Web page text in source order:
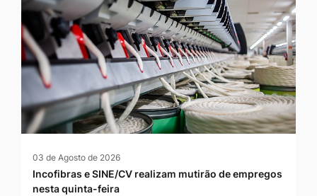
03 de Agosto de 2026
Incofibras e SINE/CV realizam mutirão de empregos
nesta quinta-feira